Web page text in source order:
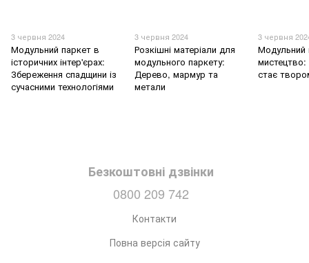
3 червня 2024
Модульний паркет в
історичних інтер'єрах:
Збереження спадщини із
сучасними технологіями
3 червня 2024
Розкішні матеріали для
модульного паркету:
Дерево, мармур та
метали
3 червня
Модульний
мистецтво:
стає
Безкоштовні дзвінки
0800 209 742
Контакти
Повна версія сайту